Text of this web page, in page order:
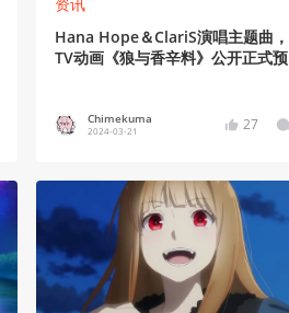
Hana Hope＆ClariS演唱主题曲，
TV动画《狼与香辛料》公开正式预
Chimekuma
2024-03-21 27